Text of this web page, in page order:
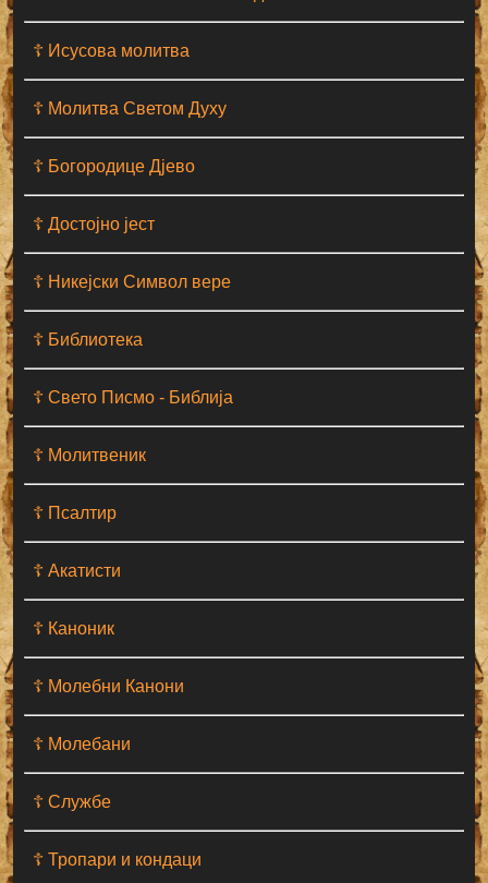
☦ Исусова молитва
☦ Молитва Светом Духу
☦ Богородице Дјево
☦ Достојно јест
☦ Никејски Символ вере
☦ Библиотека
☦ Свето Писмо - Библија
☦ Молитвеник
☦ Псалтир
☦ Акатисти
☦ Каноник
☦ Молебни Канони
☦ Молебани
☦ Службе
☦ Тропари и кондаци